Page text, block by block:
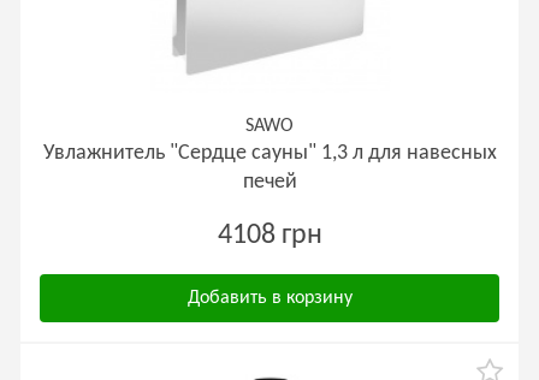
SAWO
Увлажнитель "Сердце сауны" 1,3 л для навесных
печей
4108 грн
Добавить в корзину